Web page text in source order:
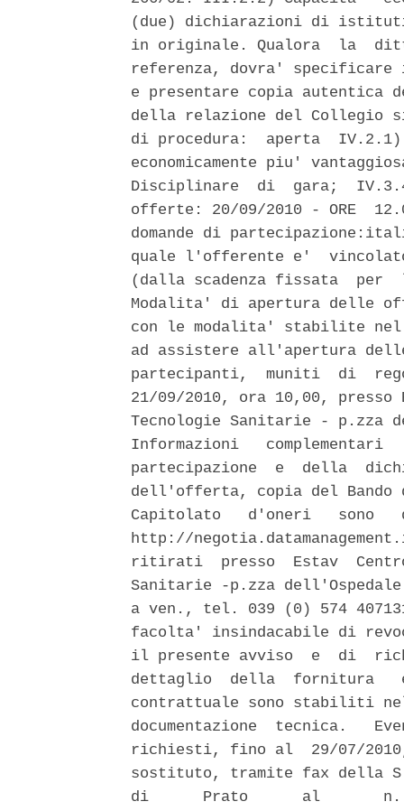
(due) dichiarazioni di
in originale. Qualora  la
referenza, dovra'
e presentare copia autentica
della relazione del Collegio
di procedura:  aperta
economicamente piu'
Disciplinare  di  gara;
offerte: 20/09/2010 - ORE
domande di
quale l'offerente e'
(dalla scadenza fissata
Modalita' di apertura delle
con le modalita' stabilite nel
ad assistere all'apertura
partecipanti,  muniti  di
21/09/2010, ora 10,00,
Tecnologie Sanitarie - p.zza
Informazioni
partecipazione  e  della
dell'offerta, copia del
Capitolato   d'oneri
http://
ritirati  presso  Estav
Sanitarie -p.zza
a ven., tel. 039 (0) 574
facolta' insindacabile di
il presente avviso  e  di
dettaglio  della  fornitura
contrattuale sono stabiliti
documentazione  tecnica.
richiesti, fino al  29/07/
sostituto, tramite fax della
di      Prato      al       n.